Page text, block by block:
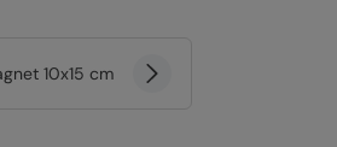
10x15 cm